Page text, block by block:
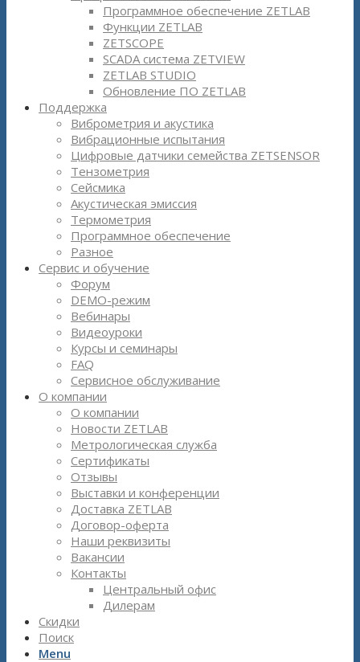
Программное обеспечение ZETLAB
Функции ZETLAB
ZETSCOPE
SCADA система ZETVIEW
ZETLAB STUDIO
Обновление ПО ZETLAB
Поддержка
Виброметрия и акустика
Вибрационные испытания
Цифровые датчики семейства ZETSENSOR
Тензометрия
Сейсмика
Акустическая эмиссия
Термометрия
Программное обеспечение
Разное
Сервис и обучение
Форум
DEMO-режим
Вебинары
Видеоуроки
Курсы и семинары
FAQ
Сервисное обслуживание
О компании
О компании
Новости ZETLAB
Метрологическая служба
Сертификаты
Отзывы
Выставки и конференции
Доставка ZETLAB
Договор-оферта
Наши реквизиты
Вакансии
Контакты
Центральный офис
Дилерам
Скидки
Поиск
Menu